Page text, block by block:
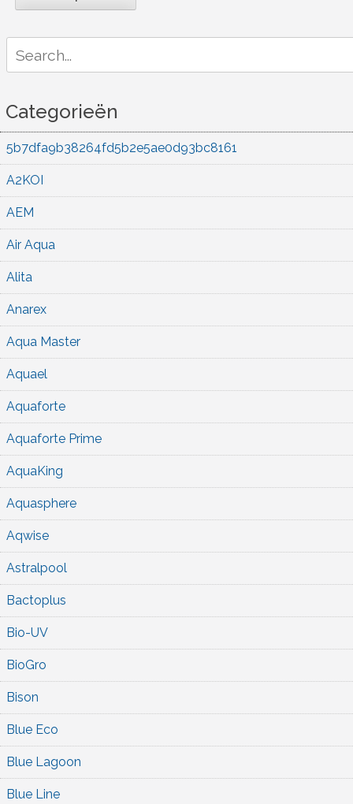
for:
Categorieën
5b7dfa9b38264fd5b2e5ae0d93bc8161
A2KOI
AEM
Air Aqua
Alita
Anarex
Aqua Master
Aquael
Aquaforte
Aquaforte Prime
AquaKing
Aquasphere
Aqwise
Astralpool
Bactoplus
Bio-UV
BioGro
Bison
Blue Eco
Blue Lagoon
Blue Line